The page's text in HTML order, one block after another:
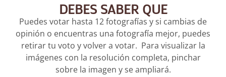
DEBES SABER QUE
Puedes votar hasta 12 fotografías y si cambias de
opinión o encuentras una fotografía mejor, puedes
retirar tu voto y volver a votar. Para visualizar la
imágenes con la resolución completa, pinchar
sobre la imagen y se ampliará.